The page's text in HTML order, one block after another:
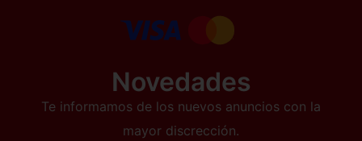
Novedades
Te informamos de los nuevos anuncios con la
mayor discrección.